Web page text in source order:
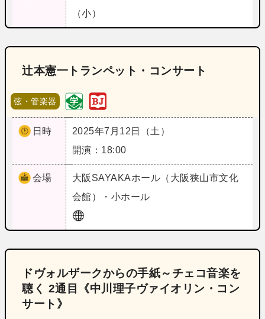
（小）
辻本憲一トランペット・コンサート
弦・管楽器
日時
2025年7月12日（土）
開演：18:00
会場 大阪 SAYAKAホール（大阪狭山市文化
会館）・小ホール
ドヴォルザークからの手紙～チェコ音楽を
聴く 2通目《中川理子ヴァイオリン・コン
サート》